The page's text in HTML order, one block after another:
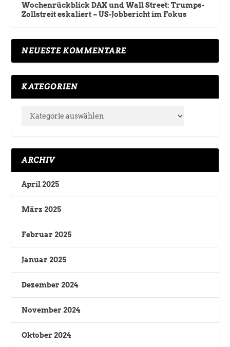
Wochenrückblick DAX und Wall Street: Trumps-
Zollstreit eskaliert – US-Jobbericht im Fokus
NEUESTE KOMMENTARE
KATEGORIEN
ARCHIV
April 2025
März 2025
Februar 2025
Januar 2025
Dezember 2024
November 2024
Oktober 2024